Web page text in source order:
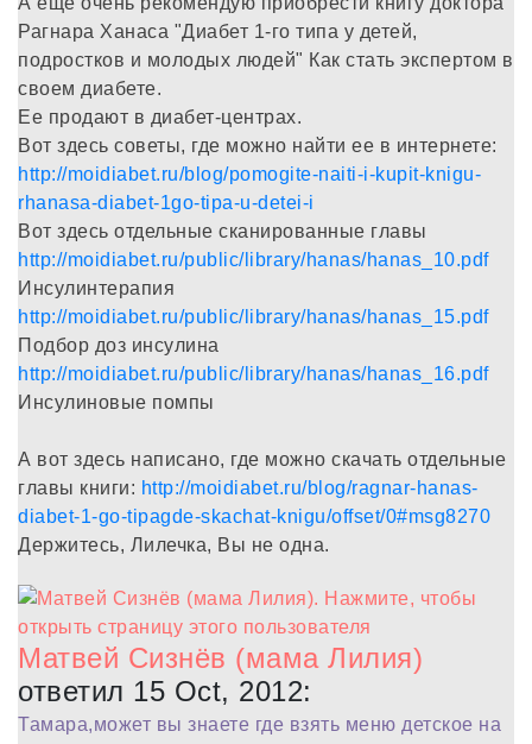
Рагнара Ханаса "Диабет 1-го типа у детей,
подростков и молодых людей" Как стать экспертом в
своем диабете.
Ее продают в диабет-центрах.
Вот здесь советы, где можно найти ее в интернете:
http://moidiabet.ru/blog/pomogite-naiti-i-kupit-knigu-
rhanasa-diabet-1go-tipa-u-detei-i
Вот здесь отдельные сканированные главы
http://moidiabet.ru/public/library/hanas/hanas_10.pdf
Инсулинтерапия
http://moidiabet.ru/public/library/hanas/hanas_15.pdf
Подбор доз инсулина
http://moidiabet.ru/public/library/hanas/hanas_16.pdf
Инсулиновые помпы
А вот здесь написано, где можно скачать отдельные
главы книги: http://moidiabet.ru/blog/ragnar-hanas-
diabet-1-go-tipagde-skachat-knigu/offset/0#msg8270
Держитесь, Лилечка, Вы не одна.
Матвей Сизнёв (мама Лилия)
ответил 15 Oct, 2012:
Тамара,может вы знаете где взять меню детское на